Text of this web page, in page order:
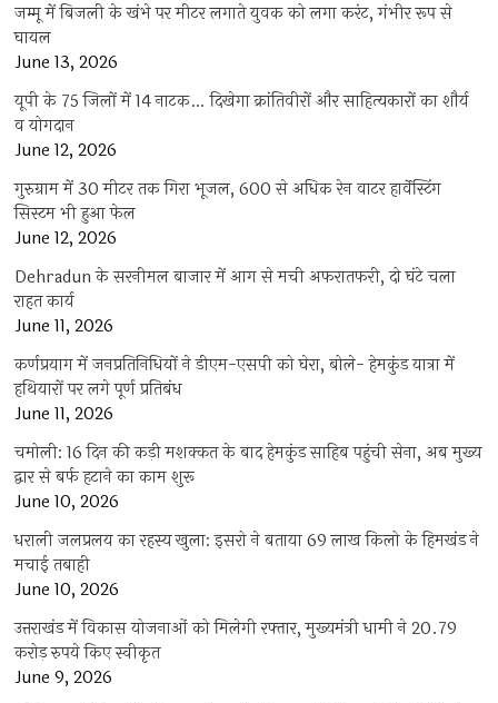
जम्मू में बिजली के खंभे पर मीटर लगाते युवक को लगा करंट, गंभीर रूप से
घायल
June 13, 2026
यूपी के 75 जिलों में 14 नाटक… दिखेगा क्रांतिवीरों और साहित्यकारों का शौर्य
व योगदान
June 12, 2026
गुरुग्राम में 30 मीटर तक गिरा भूजल, 600 से अधिक रेन वाटर हार्वेस्टिंग
सिस्टम भी हुआ फेल
June 12, 2026
Dehradun के सरनीमल बाजार में आग से मची अफरातफरी, दो घंटे चला
राहत कार्य
June 11, 2026
कर्णप्रयाग में जनप्रतिनिधियों ने डीएम-एसपी को घेरा, बोले- हेमकुंड यात्रा में
हथियारों पर लगे पूर्ण प्रतिबंध
June 11, 2026
चमोली: 16 दिन की कड़ी मशक्कत के बाद हेमकुंड साहिब पहुंची सेना, अब मुख्य
द्वार से बर्फ हटाने का काम शुरू
June 10, 2026
धराली जलप्रलय का रहस्य खुला: इसरो ने बताया 69 लाख किलो के हिमखंड ने
मचाई तबाही
June 10, 2026
उत्तराखंड में विकास योजनाओं को मिलेगी रफ्तार, मुख्यमंत्री धामी ने 20.79
करोड़ रुपये किए स्वीकृत
June 9, 2026